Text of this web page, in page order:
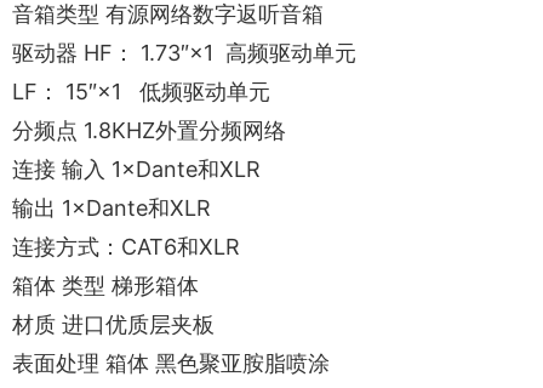
音箱类型 有源网络数字返听音箱
驱动器 HF： 1.73″×1 高频驱动单元
LF： 15″×1 低频驱动单元
分频点 1.8KHZ外置分频网络
连接 输入 1×Dante和XLR
输出 1×Dante和XLR
连接方式：CAT6和XLR
箱体 类型 梯形箱体
材质 进口优质层夹板
表面处理 箱体 黑色聚亚胺脂喷涂